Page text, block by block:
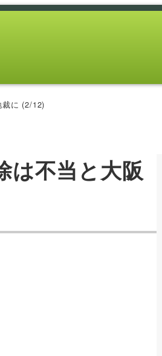
裁に (2/12)
は不当と大阪